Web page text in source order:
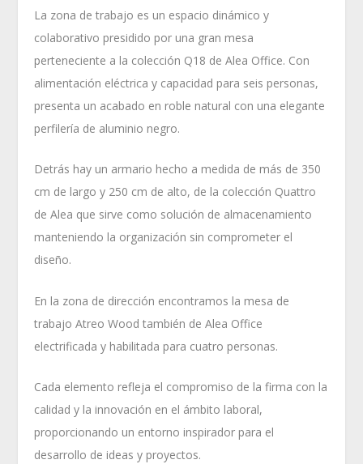
La zona de trabajo es un espacio dinámico y
colaborativo presidido por una gran mesa
perteneciente a la colección Q18 de Alea Office. Con
alimentación eléctrica y capacidad para seis personas,
presenta un acabado en roble natural con una elegante
perfilería de aluminio negro.
Detrás hay un armario hecho a medida de más de 350
cm de largo y 250 cm de alto, de la colección Quattro
de Alea que sirve como solución de almacenamiento
manteniendo la organización sin comprometer el
diseño.
En la zona de dirección encontramos la mesa de
trabajo Atreo Wood también de Alea Office
electrificada y habilitada para cuatro personas.
Cada elemento refleja el compromiso de la firma con la
calidad y la innovación en el ámbito laboral,
proporcionando un entorno inspirador para el
desarrollo de ideas y proyectos.